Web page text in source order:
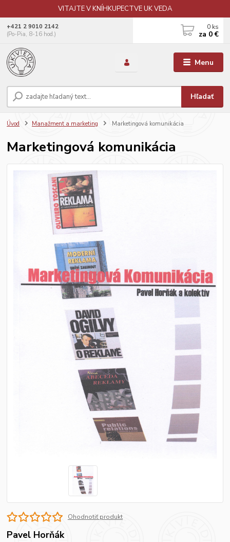
VITAJTE V KNÍHKUPECTVE UK VEDA
Menu
Hľadať
+421 2 9010 2142
(Po-Pia, 8-16 hod.)
0 ks
za 0 €
Úvod Manažment a marketing Marketingová komunikácia
Marketingová komunikácia
Ohodnotiť produkt
Pavel Horňák